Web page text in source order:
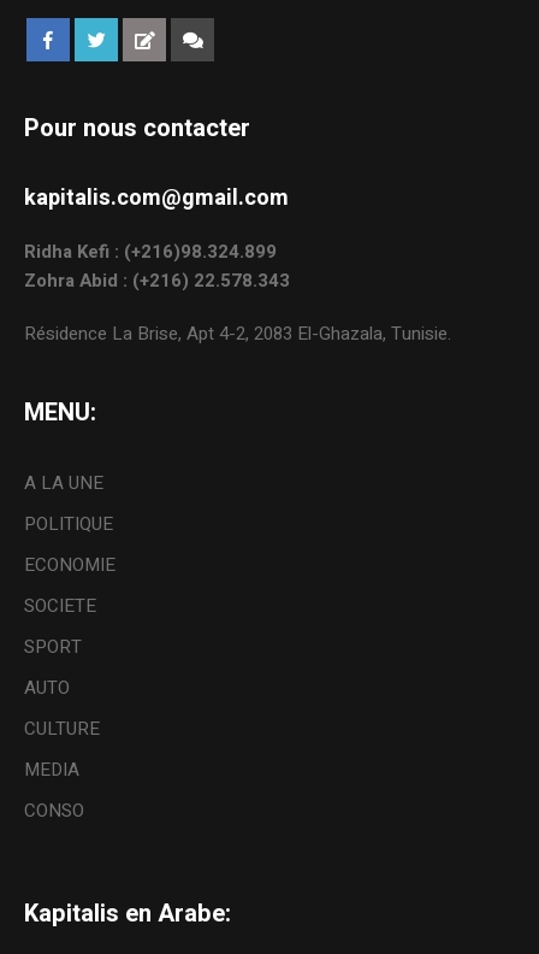
Pour nous contacter
kapitalis.com@gmail.com
Ridha Kefi : (+216)98.324.899
Zohra Abid : (+216) 22.578.343
Résidence La Brise, Apt 4-2, 2083 El-Ghazala, Tunisie.
MENU:
A LA UNE
POLITIQUE
ECONOMIE
SOCIETE
SPORT
AUTO
CULTURE
MEDIA
CONSO
Kapitalis en Arabe: